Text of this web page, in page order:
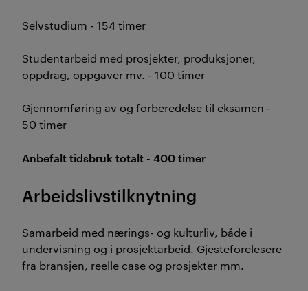
Selvstudium - 154 timer
Studentarbeid med prosjekter, produksjoner,
oppdrag, oppgaver mv. - 100 timer
Gjennomføring av og forberedelse til eksamen -
50 timer
Anbefalt tidsbruk totalt - 400 timer
Arbeidslivstilknytning
Samarbeid med nærings- og kulturliv, både i
undervisning og i prosjektarbeid. Gjesteforelesere
fra bransjen, reelle case og prosjekter mm.